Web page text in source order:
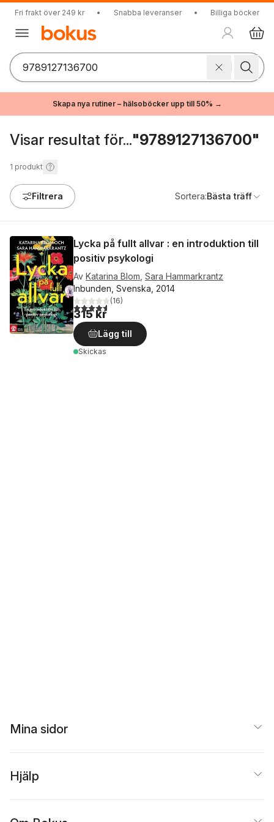
Fri frakt över 249 kr • Snabba leveranser • Billiga böcker
Skapa nya rutiner – hälsoböcker upp till 50% →
Visar resultat för..."9789127136700"
1 produkt
Filtrera Sortera:Bästa träff
Lycka på fullt allvar : en introduktion till
positiv psykologi
Av Katarina Blom Sara Hammarkrantz
Inbunden, Svenska, 2014
4,6utav 5 stjärnor. Totalt antal röster:
(16)
315 kr
Lägg till
Skickas
Mina sidor
Hjälp